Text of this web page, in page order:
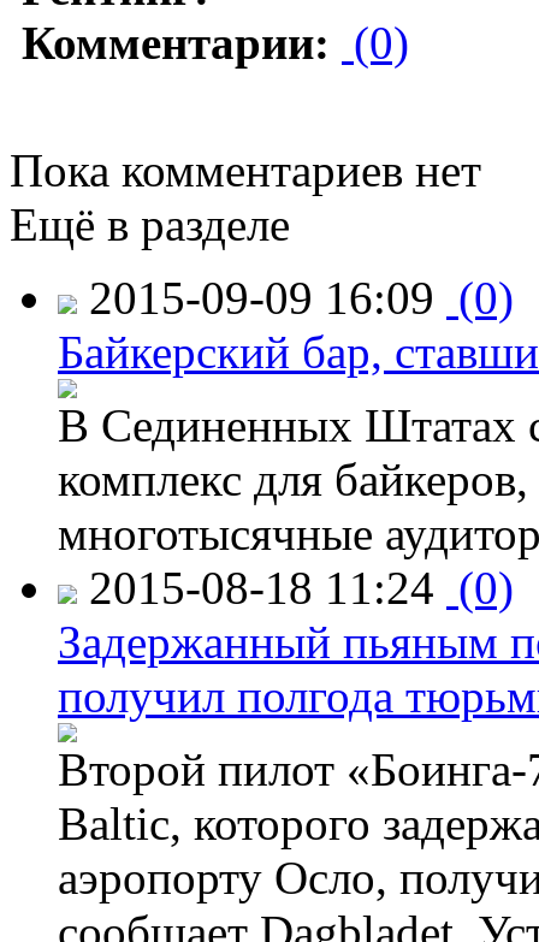
Комментарии: (0)
Пока комментариев нет
Ещё в разделе
2015-09-09 16:09 (0)
Байкерский бар,
В Сединенных Штатах
комплекс для
многотысячные
2015-08-18 11:24 (0)
Задержанный пьяным
получил полгода
Второй пилот
Baltic, которого
аэропорту Осло,
сообщает Dagbladet.